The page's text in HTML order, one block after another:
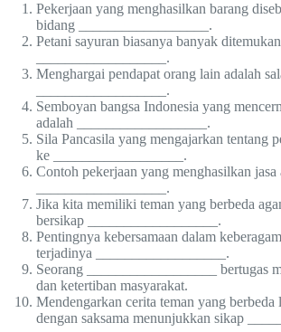
Pekerjaan yang menghasilkan barang
bidang __________________.
Petani sayuran biasanya banyak
__________________.
Menghargai pendapat orang lain adalah
__________________.
Semboyan bangsa Indonesia yang
adalah __________________.
Sila Pancasila yang mengajarkan tentang
ke __________________.
Contoh pekerjaan yang menghasilkan jasa
__________________.
Jika kita memiliki teman yang berbeda
bersikap __________________.
Pentingnya kebersamaan dalam
terjadinya __________________.
Seorang __________________ bertugas
dan ketertiban masyarakat.
Mendengarkan cerita teman yang berbeda
dengan saksama menunjukkan sikap